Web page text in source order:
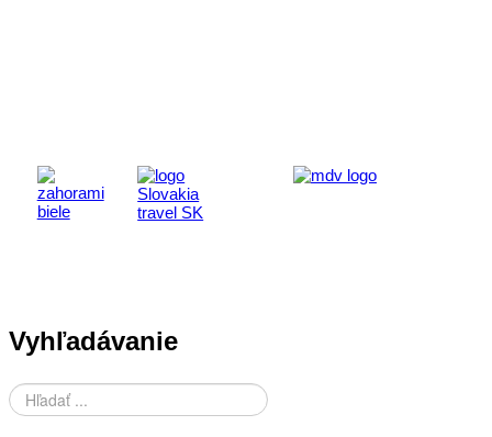
Vyhľadávanie